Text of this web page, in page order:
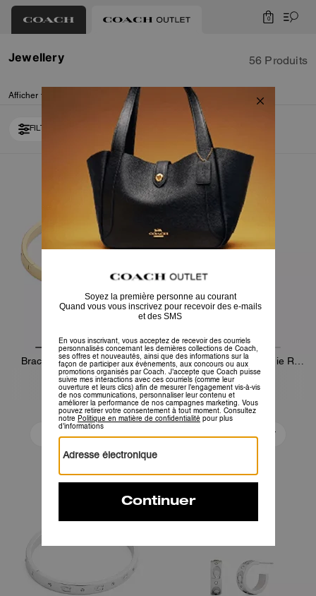
0
Jewellery 56 Produits
Afficher tout Prêt-à-porter Chaussures Accessoires
FILTRER / TRIER
Loaded 10 more products, showing 30 items.
Bestseller
Bracelet Rigide Répété C
70 €
Bestseller
70 €
Ajouter Au Panier
Bestseller